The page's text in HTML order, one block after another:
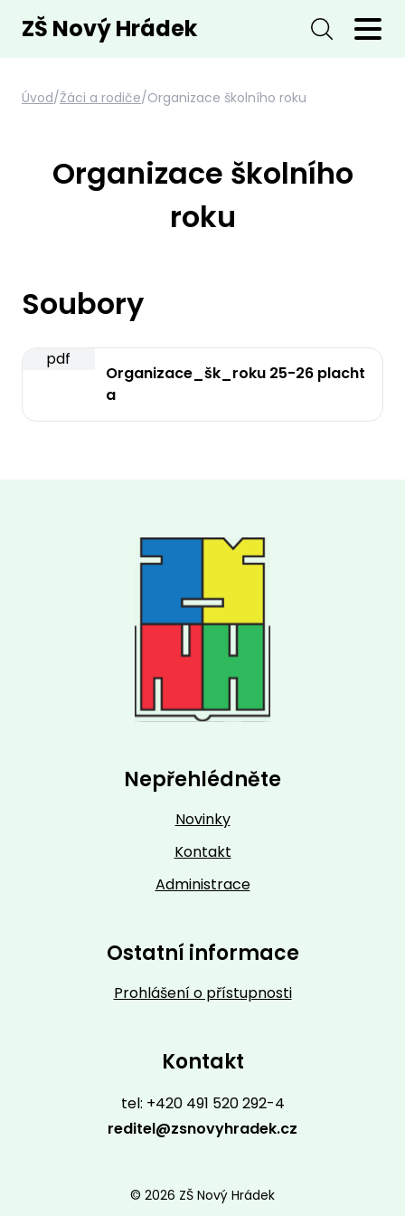
ZŠ Nový Hrádek
Úvod/Žáci a rodiče/Organizace školního roku
Organizace školního
roku
Soubory
pdf
Organizace_šk_roku 25-26 placht
a
Nepřehlédněte
Novinky
Kontakt
Administrace
Ostatní informace
Prohlášení o přístupnosti
Kontakt
tel: +420 491 520 292-4
reditel@zsnovyhradek.cz
© 2026 ZŠ Nový Hrádek